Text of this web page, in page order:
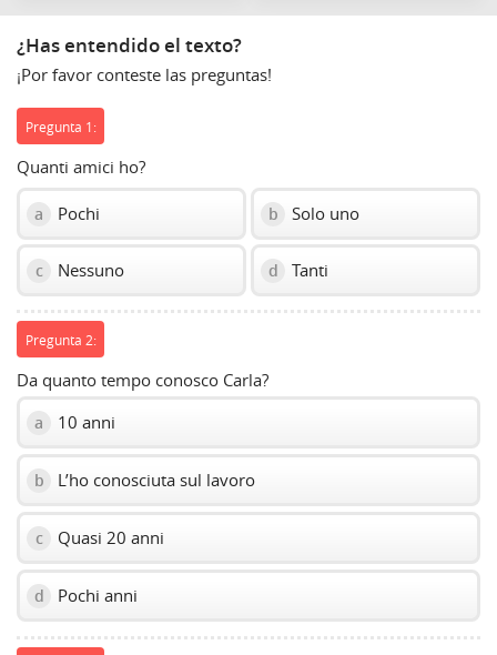
¿Has entendido el texto?
¡Por favor conteste las preguntas!
Pregunta 1:
Quanti amici ho?
a Pochi b Solo uno
c Nessuno d Tanti
Pregunta 2:
Da quanto tempo conosco Carla?
a 10 anni
b L’ho conosciuta sul lavoro
c Quasi 20 anni
d Pochi anni